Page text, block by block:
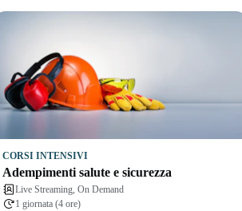
CORSI INTENSIVI
Adempimenti salute e sicurezza
Live Streaming, On Demand
1 giornata (4 ore)